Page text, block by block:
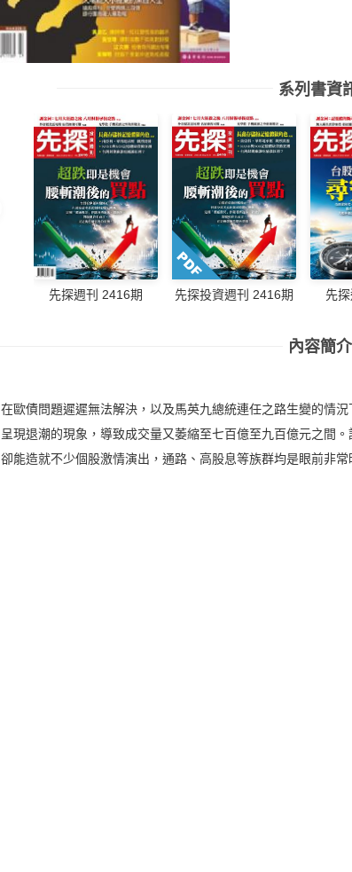
系列書資
先探週刊 2416期 先探投資週刊 2416期 先
內容簡介
在歐債問題遲遲無法解決，以及馬英九總統連任之路生變的情
呈現退潮的現象，導致成交量又萎縮至七百億至九百億元之間
卻能造就不少個股激情演出，通路、高股息等族群均是眼前非